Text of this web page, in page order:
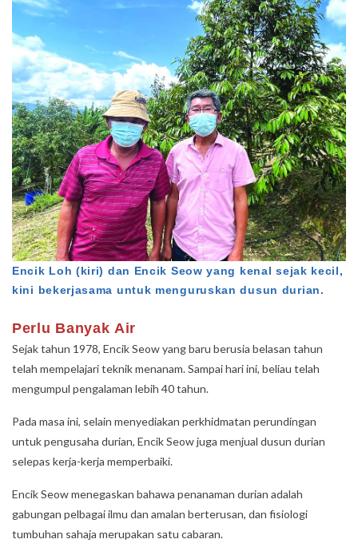
Encik Loh (kiri) dan Encik Seow yang kenal sejak kecil,
kini bekerjasama untuk menguruskan dusun durian.
Perlu Banyak Air
Sejak tahun 1978, Encik Seow yang baru berusia belasan tahun
telah mempelajari teknik menanam. Sampai hari ini, beliau telah
mengumpul pengalaman lebih 40 tahun.
Pada masa ini, selain menyediakan perkhidmatan perundingan
untuk pengusaha durian, Encik Seow juga menjual dusun durian
selepas kerja-kerja memperbaiki.
Encik Seow menegaskan bahawa penanaman durian adalah
gabungan pelbagai ilmu dan amalan berterusan, dan fisiologi
tumbuhan sahaja merupakan satu cabaran.